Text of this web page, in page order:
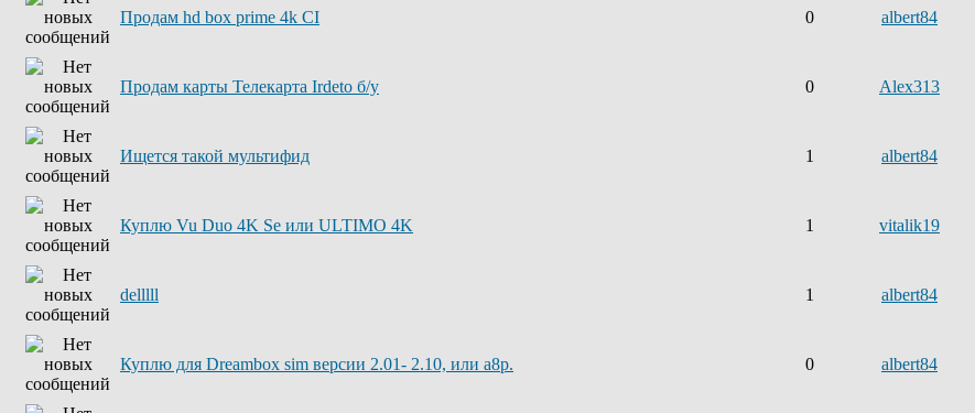
Продам hd box prime 4k CI 0 albert84
Продам карты Телекарта Irdeto б/у 0 Alex313
Ищется такой мультифид 1 albert84
Куплю Vu Duo 4K Se или ULTIMO 4K 1 vitalik19
delllll 1 albert84
Куплю для Dreambox sim версии 2.01- 2.10, или а8р. 0 albert84